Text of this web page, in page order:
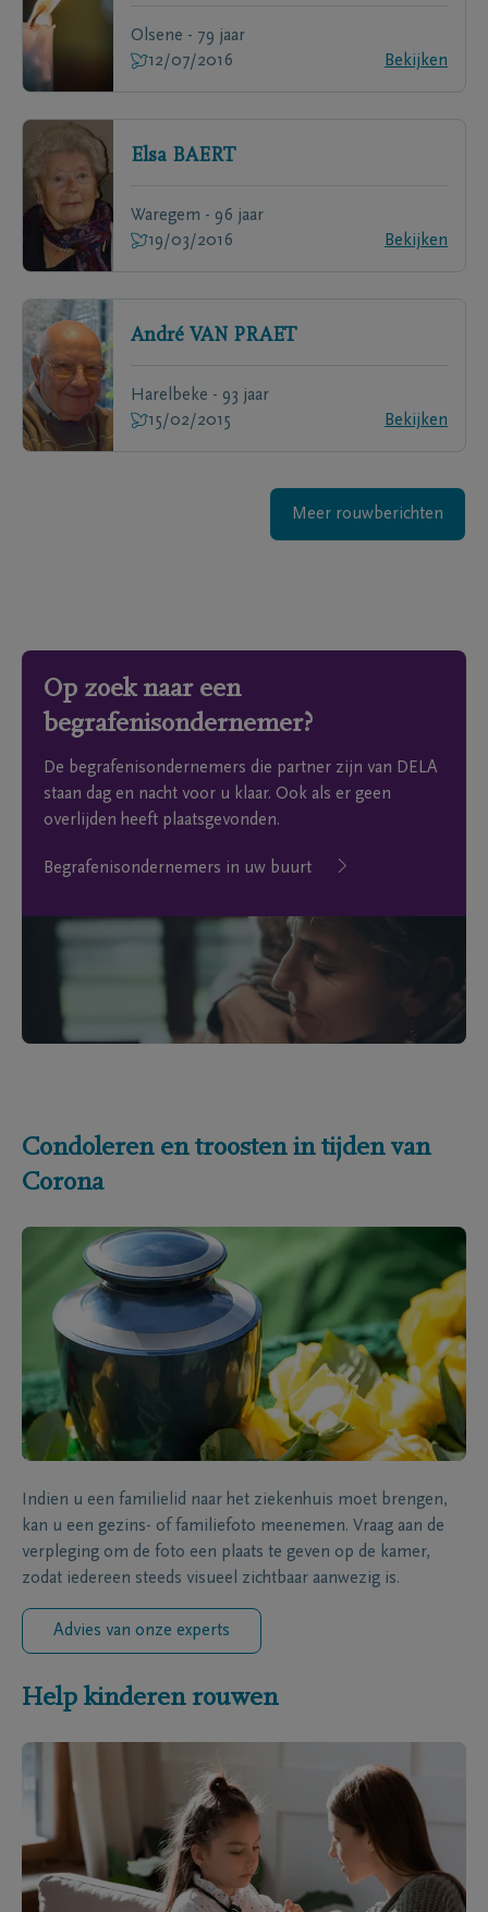
Olsene - 79 jaar
12/07/2016
Bekijken
Elsa BAERT
Waregem - 96 jaar
19/03/2016
Bekijken
André VAN PRAET
Harelbeke - 93 jaar
15/02/2015
Bekijken
Meer rouwberichten
Op zoek naar een
begrafenisondernemer?
De begrafenisondernemers die partner zijn van DELA
staan dag en nacht voor u klaar. Ook als er geen
overlijden heeft plaatsgevonden.
Begrafenisondernemers in uw buurt
Condoleren en troosten in tijden van
Corona
Indien u een familielid naar het ziekenhuis moet brengen,
kan u een gezins- of familiefoto meenemen. Vraag aan de
verpleging om de foto een plaats te geven op de kamer,
zodat iedereen steeds visueel zichtbaar aanwezig is.
Advies van onze experts
Help kinderen rouwen